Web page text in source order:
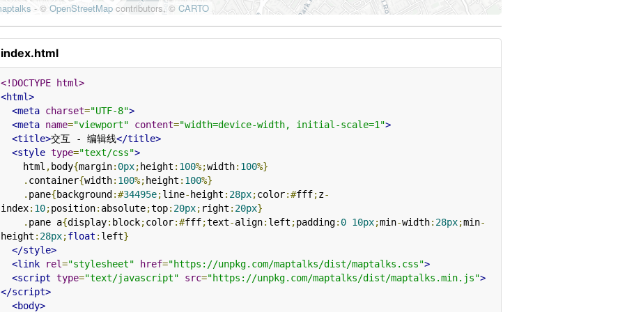
index.html
<!DOCTYPE html>
<html>
<meta charset="UTF-8">
<meta name="viewport" content="width=device-width, initial-scale=1">
<title>交互 - 编辑线</title>
<style type="text/css">
    html
, body{margin: 0px; height : 100%;width: 100%}
. container{width: 100%; height : 100%}
. pane{background :#34495e;line- height : 28px;color:#fff;z-
index: 10;position: absolute;top: 20px; right : 20px}
. pane a{display: block;color:#fff;text-align: left ;padding: 0 10px;min-width: 28px;min-
height : 28px;float : left}
</style>
<link
rel="stylesheet" href="https://unpkg.com/maptalks/dist/maptalks.css">
<script type="text/javascript" src="https://unpkg.com/maptalks/dist/maptalks.min.js">
</script>
<body>